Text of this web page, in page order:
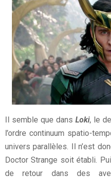
Il semble que dans Loki, le
l’ordre continuum spatio-
univers parallèles. Il n’est
Doctor Strange soit établi.
de retour dans des